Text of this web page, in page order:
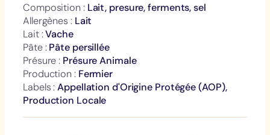
Composition : Lait, presure, ferments, sel
Allergènes : Lait
Lait :Vache
Pâte : Pâte persillée
Présure : Présure Animale
Production : Fermier
Labels :Appellation d'Origine Protégée (AOP),
Production Locale